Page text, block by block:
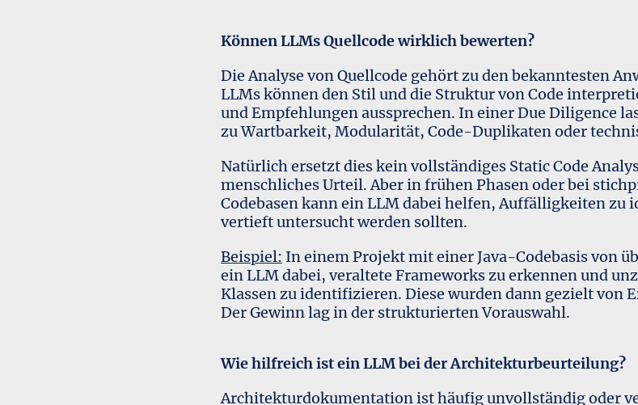
Können LLMs Quellcode wirklich bewerten?
Die Analyse von Quellcode gehört zu den bekanntesten
LLMs können den Stil und die Struktur von Code
und Empfehlungen aussprechen. In einer Due Diligence
zu Wartbarkeit, Modularität, Code-Duplikaten oder
Natürlich ersetzt dies kein vollständiges Static Code
menschliches Urteil. Aber in frühen Phasen oder bei
Codebasen kann ein LLM dabei helfen, Auffälligkeiten zu
vertieft untersucht werden sollten.
Beispiel: In einem Projekt mit einer Java-Codebasis von
ein LLM dabei, veraltete Frameworks zu erkennen und
Klassen zu identifizieren. Diese wurden dann gezielt von
Der Gewinn lag in der strukturierten Vorauswahl.
Wie hilfreich ist ein LLM bei der Architekturbeurteilung?
Architekturdokumentation ist häufig unvollständig oder